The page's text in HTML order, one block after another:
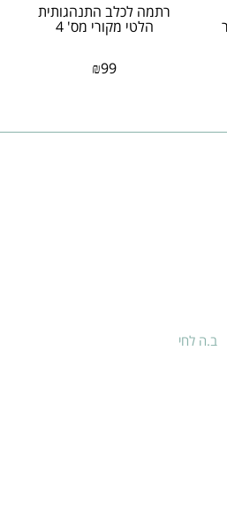
רתמה לכלב התנהגותית
הלטי מקורי מס' 4
₪99
ב.ה לחי